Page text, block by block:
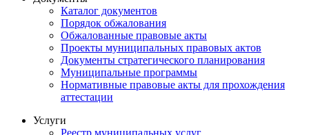
Каталог документов
Порядок обжалования
Обжалованные правовые акты
Проекты муниципальных правовых актов
Документы стратегического планирования
Муниципальные программы
Нормативные правовые акты для прохождения
аттестации
Услуги
Реестр муниципальных услуг